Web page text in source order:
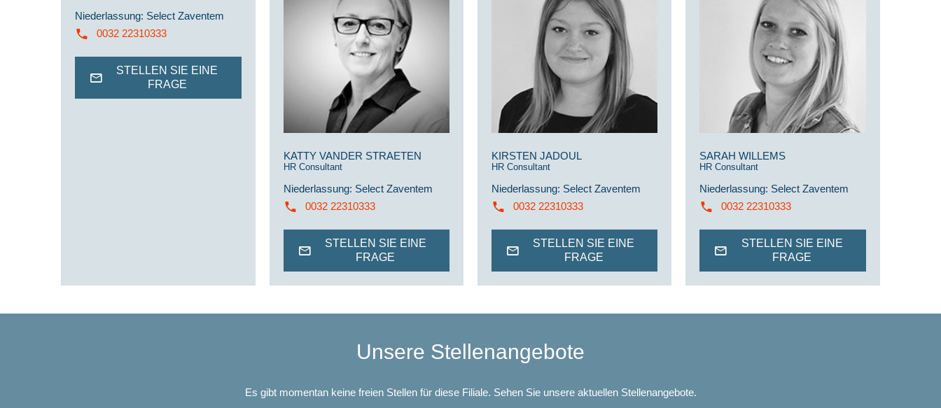
Niederlassung: Select Zaventem
0032 22310333
STELLEN SIE EINE
FRAGE
KATTY VANDER STRAETEN
HR Consultant
Niederlassung: Select Zaventem
0032 22310333
STELLEN SIE EINE
FRAGE
KIRSTEN JADOUL
HR Consultant
Niederlassung: Select Zaventem
0032 22310333
STELLEN SIE EINE
FRAGE
SARAH WILLEMS
HR Consultant
Niederlassung: Select Zaventem
0032 22310333
STELLEN SIE EINE
FRAGE
Unsere Stellenangebote
Es gibt momentan keine freien Stellen für diese Filiale. Sehen Sie unsere aktuellen Stellenangebote.